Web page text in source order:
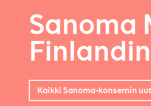
Sanoma
Kaikki Sanoma-konsernin